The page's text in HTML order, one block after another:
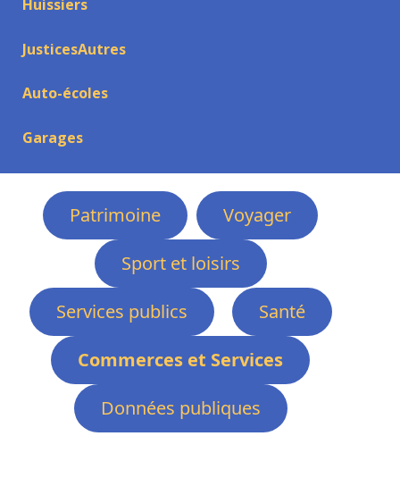
Huissiers
JusticesAutres
Auto-écoles
Garages
Patrimoine
Voyager
Sport et loisirs
Services publics
Santé
Commerces et Services
Données publiques